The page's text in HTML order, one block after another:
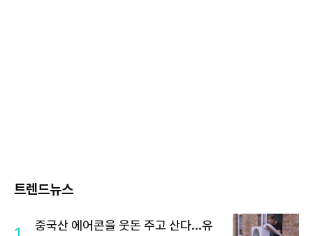
트렌드뉴스
중국산 에어콘을 웃돈 주고 산다...유